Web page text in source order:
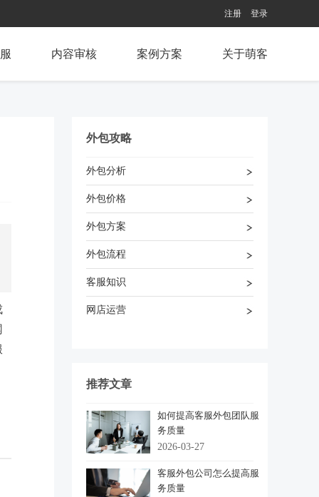
注册 登录
内容审核 案例方案 关于萌客
外包攻略
外包分析
外包价格
外包方案
外包流程
客服知识
网店运营
推荐文章
如何提高客服外包团队服
务质量
2026-03-27
客服外包公司怎么提高服
务质量